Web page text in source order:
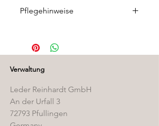
Pflegehinweise
Pflegemittelshop
Verwaltung
Leder Reinhardt GmbH
An der Urfall 3
72793 Pfullingen